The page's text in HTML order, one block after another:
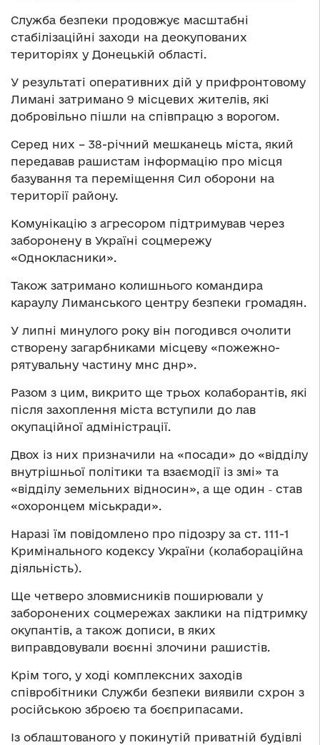
Служба безпеки продовжує масштабні
стабілізаційні заходи на деокупованих
територіях у Донецькій області.
У результаті оперативних дій у прифронтовому
Лимані затримано 9 місцевих жителів, які
добровільно пішли на співпрацю з ворогом.
Серед них – 38-річний мешканець міста, який
передавав рашистам інформацію про місця
базування та переміщення Сил оборони на
території району.
Комунікацію з агресором підтримував через
заборонену в Україні соцмережу
«Однокласники».
Також затримано колишнього командира
караулу Лиманського центру безпеки громадян.
У липні минулого року він погодився очолити
створену загарбниками місцеву «пожежно-
рятувальну частину мнс днр».
Разом з цим, викрито ще трьох колаборантів, які
після захоплення міста вступили до лав
окупаційної адміністрації.
Двох із них призначили на «посади» до «відділу
внутрішньої політики та взаємодії із змі» та
«відділу земельних відносин», а ще один ˗ став
«охоронцем міськради».
Наразі їм повідомлено про підозру за ст. 111-1
Кримінального кодексу України (колабораційна
діяльність).
Ще четверо зловмисників поширювали у
заборонених соцмережах заклики на підтримку
окупантів, а також дописи, в яких
виправдовували воєнні злочини рашистів.
Крім того, у ході комплексних заходів
співробітники Служби безпеки виявили схрон з
російською зброєю та боєприпасами.
Із облаштованого у покинутій приватній будівлі